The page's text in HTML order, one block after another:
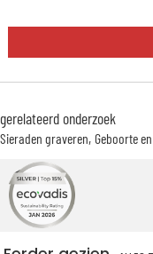
gerelateerd onderzoek
Sieraden graveren Geboorte